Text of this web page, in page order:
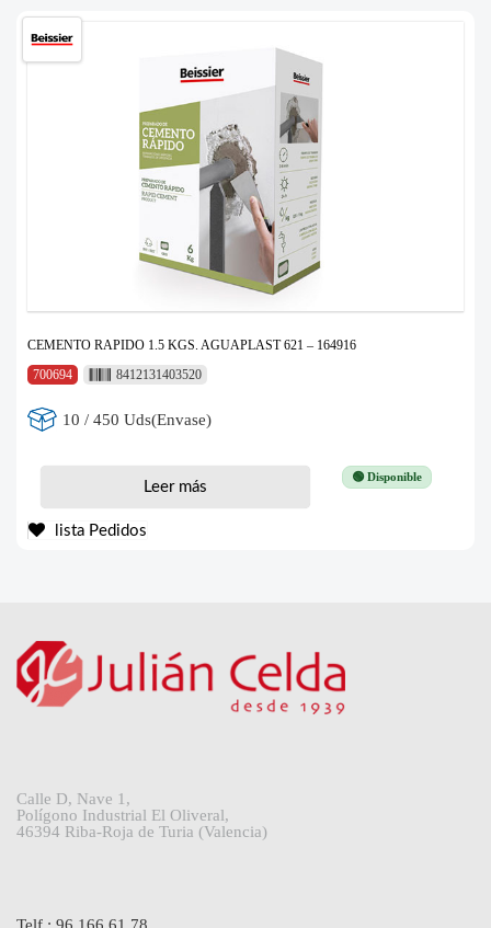
CEMENTO RAPIDO 1.5 KGS. AGUAPLAST 621 – 164916
700694
8412131403520
10 / 450 Uds(Envase)
🟢 Disponible
Leer más
lista Pedidos
Calle D, Nave 1,
Polígono Industrial El Oliveral,
46394 Riba-Roja de Turia (Valencia)